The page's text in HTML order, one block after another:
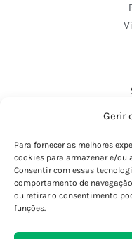
Gerir
Para fornecer as melhores
cookies para armazenar e/ou
Consentir com essas
comportamento de
ou retirar o consentimento
funções.